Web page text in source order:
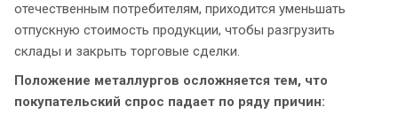
отечественным потребителям, приходится уменьшать
отпускную стоимость продукции, чтобы разгрузить
склады и закрыть торговые сделки.
Положение металлургов осложняется тем, что
покупательский спрос падает по ряду причин: